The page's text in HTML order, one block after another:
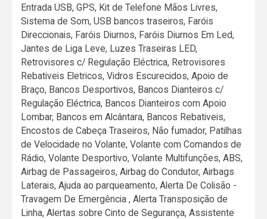
Entrada USB, GPS, Kit de Telefone Mãos Livres,
Sistema de Som, USB bancos traseiros, Faróis
Direccionais, Faróis Diurnos, Faróis Diurnos Em Led,
Jantes de Liga Leve, Luzes Traseiras LED,
Retrovisores c/ Regulação Eléctrica, Retrovisores
Rebativeis Eletricos, Vidros Escurecidos, Apoio de
Braço, Bancos Desportivos, Bancos Dianteiros c/
Regulação Eléctrica, Bancos Dianteiros com Apoio
Lombar, Bancos em Alcântara, Bancos Rebativeis,
Encostos de Cabeça Traseiros, Não fumador, Patilhas
de Velocidade no Volante, Volante com Comandos de
Rádio, Volante Desportivo, Volante Multifunções, ABS,
Airbag de Passageiros, Airbag do Condutor, Airbags
Laterais, Ajuda ao parqueamento, Alerta De Colisão -
Travagem De Emergência , Alerta Transposição de
Linha, Alertas sobre Cinto de Segurança, Assistente